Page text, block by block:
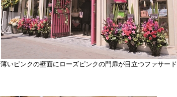
薄いピンクの壁面にローズピンクの門扉が目立つファサード